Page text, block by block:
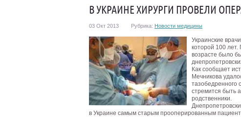
В УКРАИНЕ ХИРУРГИ ПРОВЕЛИ
03 Окт 2013 Рубрика: Новости медицины
Украинские
которой 100
возрасте было
Как сообщает
Мечникова
тазобедренного
стремится быть
родственники.
в Украине самым старым прооперированным